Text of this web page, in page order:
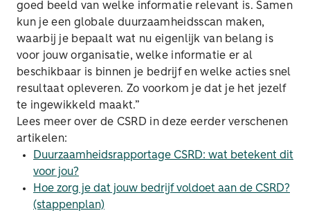
goed beeld van welke informatie relevant is. Samen
kun je een globale duurzaamheidsscan maken,
waarbij je bepaalt wat nu eigenlijk van belang is
voor jouw organisatie, welke informatie er al
beschikbaar is binnen je bedrijf en welke acties snel
resultaat opleveren. Zo voorkom je dat je het jezelf
te ingewikkeld maakt.”
Lees meer over de CSRD in deze eerder verschenen
artikelen:
Duurzaamheidsrapportage CSRD: wat betekent dit
voor jou?
Hoe zorg je dat jouw bedrijf voldoet aan de CSRD?
(stappenplan)